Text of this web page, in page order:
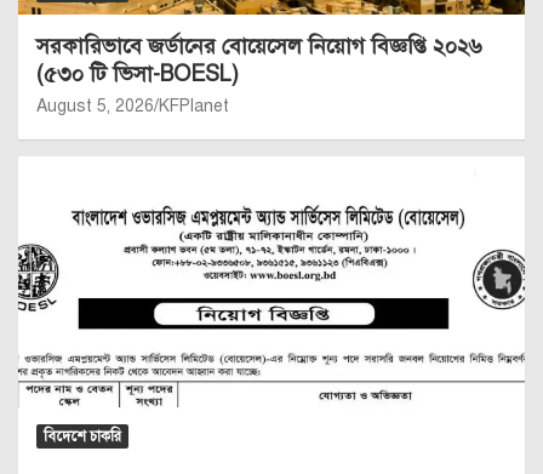
সরকারিভাবে জর্ডানের বোয়েসেল নিয়োগ বিজ্ঞপ্তি ২০২৬
(৫৩০ টি ভিসা-BOESL)
August 5, 2026 KFPlanet
বিদেশে চাকরি